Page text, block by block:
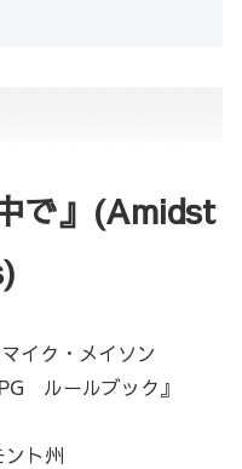
で』(Amidst
イク・メイソン
ルールブック』
ト州